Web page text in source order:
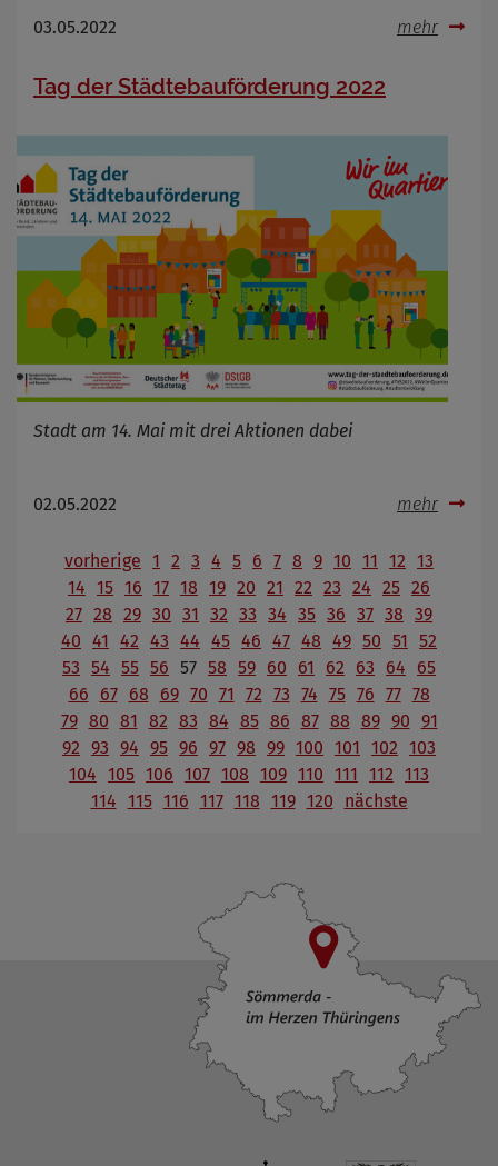
03.05.2022 mehr
Tag der Städtebauförderung 2022
Stadt am 14. Mai mit drei Aktionen dabei
02.05.2022 mehr
vorherige 1 2 3 4 5 6 7 8 9 10 11 12 13
14 15 16 17 18 19 20 21 22 23 24 25 26
27 28 29 30 31 32 33 34 35 36 37 38 39
40 41 42 43 44 45 46 47 48 49 50 51
52
53 54 55 56 57 58 59 60 61 62 63 64
65
66
67 68 69 70 71 72 73 74 75 76 77 78
79 80 81 82 83 84 85 86 87 88 89 90 91
92 93 94 95 96 97 98 99 100 101 102 103
104 105 106 107 108 109 110 111 112 113
114 115 116 117 118 119 120 nächste